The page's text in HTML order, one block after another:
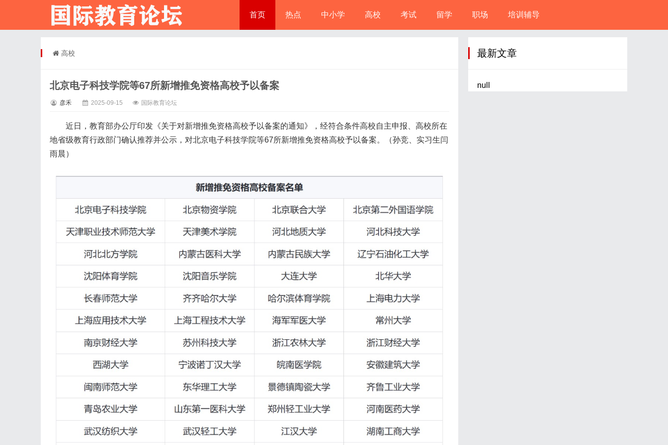
首页 热点 中小学 高校 考试 留学 职场 培训辅导
高校
北京电子科技学院等67所新增推免资格高校予以备案
彦禾 2025-09-15 国际教育论坛
近日，教育部办公厅印发《关于对新增推免资格高校予以备案的通知》，经符合条件高校自主申报、高校所在
地省级教育行政部门确认推荐并公示，对北京电子科技学院等67所新增推免资格高校予以备案。（孙竞、实习生闫
雨晨）
最新文章
null